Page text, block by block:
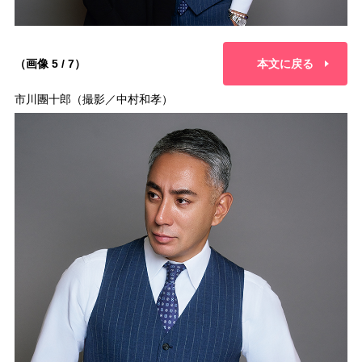
（画像 5 / 7） 本文に戻る
市川團十郎（撮影／中村和孝）